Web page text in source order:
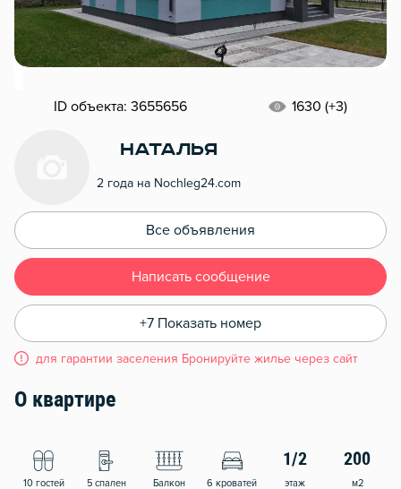
ID объекта: 3655656 1630 (+3)
Наталья
2 года на Nochleg24.com
Все объявления
Написать сообщение
+7 Показать номер
для гарантии заселения Бронируйте жилье через сайт
О квартире
10 гостей 5 спален Балкон 6 кроватей
1/2
этаж
200
м2